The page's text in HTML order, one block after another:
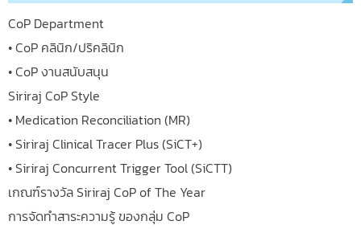
CoP Department
• CoP คลินิก/ปริคลินิก
• CoP งานสนับสนุน
Siriraj CoP Style
• Medication Reconciliation (MR)
• Siriraj Clinical Tracer Plus (SiCT+)
• Siriraj Concurrent Trigger Tool (SiCTT)
เกณฑ์รางวัล Siriraj CoP of The Year
การจัดทำสาระความรู้ ของกลุ่ม CoP